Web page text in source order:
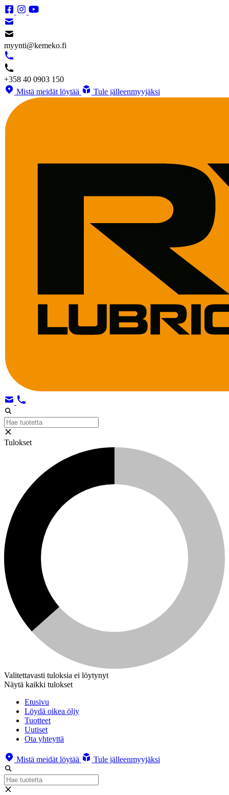
myynti@kemeko.fi
+358 40 0903 150
Mistä meidät löytää
Tule jälleenmyyjäksi
Tulokset
Valitettavasti tuloksia ei löytynyt
Näytä kaikki tulokset
Etusivu
Löydä oikea öljy
Tuotteet
Uutiset
Ota yhteyttä
Mistä meidät löytää Tule jälleenmyyjäksi